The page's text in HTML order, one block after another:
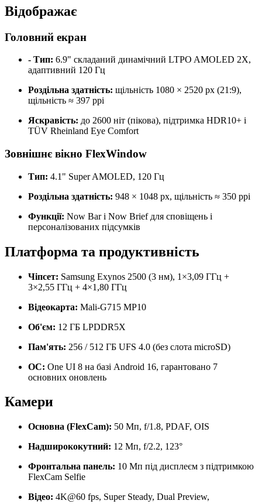
Відображає
Головний екран
- Тип: 6.9" складаний динамічний LTPO AMOLED 2X,
адаптивний 120 Гц
Роздільна здатність: щільність 1080 × 2520 px (21:9),
щільність ≈ 397 ppi
Яскравість: до 2600 ніт (пікова), підтримка HDR10+ і
TÜV Rheinland Eye Comfort
Зовнішнє вікно FlexWindow
Тип: 4.1" Super AMOLED, 120 Гц
Роздільна здатність: 948 × 1048 px, щільність ≈ 350 ppi
Функції: Now Bar і Now Brief для сповіщень і
персоналізованих підсумків
Платформа та продуктивність
Чіпсет: Samsung Exynos 2500 (3 нм), 1×3,09 ГГц +
3×2,55 ГГц + 4×1,80 ГГц
Відеокарта: Mali-G715 MP10
Об'єм: 12 ГБ LPDDR5X
Пам'ять: 256 / 512 ГБ UFS 4.0 (без слота microSD)
ОС: One UI 8 на базі Android 16, гарантовано 7
основних оновлень
Камери
Основна (FlexCam): 50 Мп, f/1.8, PDAF, OIS
Надширококутний: 12 Мп, f/2.2, 123°
Фронтальна панель: 10 Мп під дисплеєм з підтримкою
FlexCam Selfie
Відео: 4K@60 fps, Super Steady, Dual Preview,